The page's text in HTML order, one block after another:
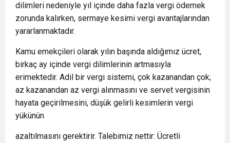
dilimleri nedeniyle yıl içinde daha fazla vergi ödemek
zorunda kalırken, sermaye kesimi vergi avantajlarından
yararlanmaktadır.
Kamu emekçileri olarak yılın başında aldığımız ücret,
birkaç ay içinde vergi dilimlerinin artmasıyla
erimektedir. Adil bir vergi sistemi, çok kazanandan çok;
az kazanandan az vergi alınmasını ve servet vergisinin
hayata geçirilmesini, düşük gelirli kesimlerin vergi
yükünün
azaltılmasını gerektirir. Talebimiz nettir: Ücretli